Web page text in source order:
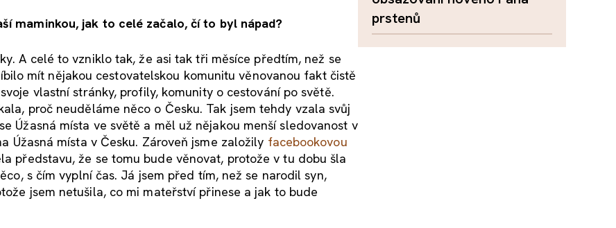
maminkou, jak to celé začalo, čí to byl nápad?
A celé to vzniklo tak, že asi tak tři měsíce předtím, než se
mít nějakou cestovatelskou komunitu věnovanou fakt čistě
vlastní stránky, profily, komunity o cestování po světě.
proč neuděláme něco o Česku. Tak jsem tehdy vzala svůj
Úžasná místa ve světě a měl už nějakou menší sledovanost v
Úžasná místa v Česku. Zároveň jsme založily facebookovou
představu, že se tomu bude věnovat, protože v tu dobu šla
s čím vyplní čas. Já jsem před tím, než se narodil syn,
jsem netušila, co mi mateřství přinese a jak to bude
prstenů